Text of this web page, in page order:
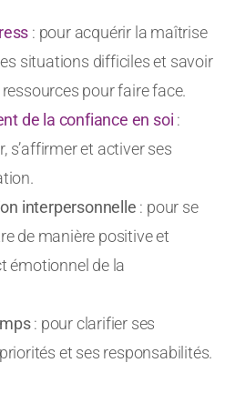
: pour acquérir la maîtrise
situations difficiles et savoir
pour faire face.
de la confiance en soi :
s’affirmer et activer ses
interpersonnelle : pour se
de manière positive et
émotionnel de la
: pour clarifier ses
et ses responsabilités.